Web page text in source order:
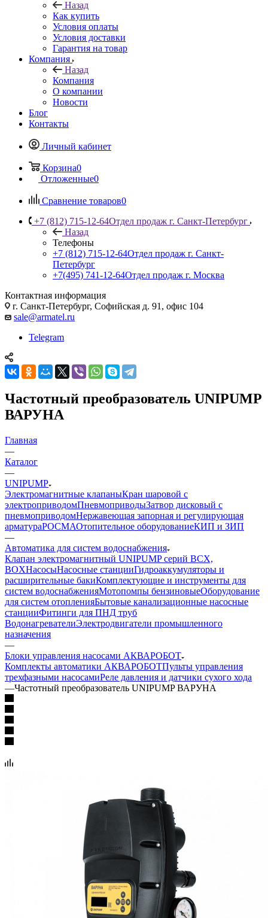
Назад
Как купить
Условия оплаты
Условия доставки
Гарантия на товар
Компания
Назад
Компания
О компании
Новости
Блог
Контакты
Личный кабинет
Корзина0
Отложенные0
Сравнение товаров0
+7 (812) 715-12-64Отдел продаж г. Санкт-Петербург
Назад
Телефоны
+7 (812) 715-12-64Отдел продаж г. Санкт-
Петербург
+7(495) 741-12-64Отдел продаж г. Москва
Контактная информация
г. Санкт-Петербург, Софийская д. 91, офис 104
sale@armatel.ru
Telegram
Частотный преобразователь UNIPUMP
ВАРУНА
Главная
—
Каталог
—
UNIPUMP
Электромагнитные клапаныКран шаровой с
электроприводомПневмоприводыЗатвор дисковый с
пневмоприводомНержавеющая запорная и регулирующая
арматураРОСМАОтопительное оборудованиеКИП и ЗИП
—
Автоматика для систем водоснабжения
Клапан электромагнитный UNIPUMP серий BCX,
BOXНасосыНасосные станцииГидроаккумуляторы и
расширительные бакиКомплектующие и инструменты для
систем водоснабженияМотопомпы бензиновыеОборудование
для систем отопленияБытовые канализационные насосные
станцииФитинги для ПНД труб
ВодонагревателиЭлектродвигатели промышленного
назначения
—
Блоки управления насосами АКВАРОБОТ
Комплекты автоматики АКВАРОБОТПульты управления
трехфазными насосамиРеле давления и датчики сухого хода
—Частотный преобразователь UNIPUMP ВАРУНА